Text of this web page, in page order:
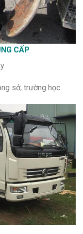
CẤP
sở, trường học